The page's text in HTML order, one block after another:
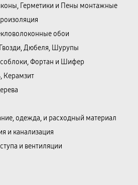
Герметики и Пены монтажные
обои
Дюбеля, Шурупы
Фортан и Шифер
Керамзит
одежда, и расходный материал
и канализация
и вентиляции